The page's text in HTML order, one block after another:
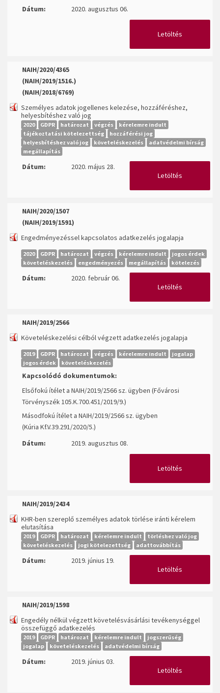
Dátum: 2020. augusztus 06.
Letöltés
NAIH/2020/4365
(NAIH/2019/1516.)
(NAIH/2018/6769)
Személyes adatok jogellenes kelezése, hozzáféréshez,
helyesbítéshez való jog
2020 GDPR határozat végzés
kérelemre indult
tájékoztatási kötelezettség
hozzáférési jog
helyesbítéshez való jog
követeléskezelés
adatvédelmi bírság
megállapítás
Dátum:
2020. május 28.
Letöltés
NAIH/2020/1507
(NAIH/2019/1591)
Engedményezéssel kapcsolatos adatkezelés jogalapja
2020 GDPR határozat végzés kérelemre indult
jogos érdek
követeléskezelés
engedményezés megállapítás kötelezés
Dátum:
2020. február 06.
Letöltés
NAIH/2019/2566
Követeléskezelési célból végzett adatkezelés jogalapja
2019 GDPR határozat végzés kérelemre indult
jogalap
jogos érdek
követeléskezelés
Kapcsolódó dokumentumok:
Elsőfokú ítélet a NAIH/2019/2566 sz. ügyben (Fővárosi
Törvényszék 105.K.700.451/2019/9.)
Másodfokú ítélet a NAIH/2019/2566 sz. ügyben
(Kúria Kf.V.39.291/2020/5.)
Dátum:
2019. augusztus 08.
Letöltés
NAIH/2019/2434
KHR-ben szereplő személyes adatok törlése iránti kérelem
elutasítása
2019 GDPR határozat kérelemre indult
törléshez való jog
követeléskezelés
jogi kötelezettség adattovábbítás
Dátum:
2019. június 19.
Letöltés
NAIH/2019/1598
Engedély nélkül végzett követelésvásárlási tevékenységgel
összefüggő adatkezelés
2019 GDPR határozat kérelemre indult
jogszerűség
jogalap
követeléskezelés adatvédelmi bírság
Dátum:
2019. június 03.
Letöltés